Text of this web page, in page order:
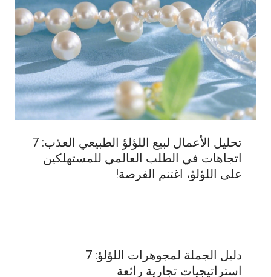
تحليل الأعمال لبيع اللؤلؤ الطبيعي العذب: 7
اتجاهات في الطلب العالمي للمستهلكين
على اللؤلؤ، اغتنم الفرصة!
دليل الجملة لمجوهرات اللؤلؤ: 7
استراتيجيات تجارية رائعة